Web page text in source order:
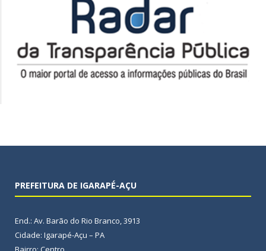
PREFEITURA DE IGARAPÉ-AÇU
End.: Av. Barão do Rio Branco, 3913
Cidade: Igarapé-Açu – PA